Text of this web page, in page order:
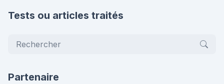
Tests ou articles traités
Partenaire